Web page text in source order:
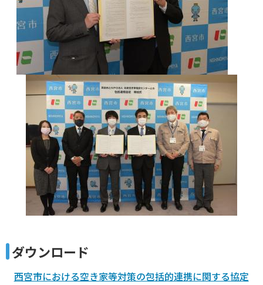
ダウンロード
西宮市における空き家等対策の包括的連携に関する協定